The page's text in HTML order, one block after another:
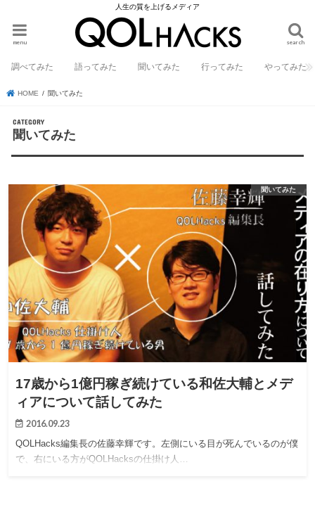
人生の質を上げるメディア
search
menu
調べてみた 語ってみた 聞いてみた 行ってみた やってみた
HOME 聞いてみた
聞いてみた
聞いてみた
17歳から1億円稼ぎ続けている和佐大輔とメデ
ィアについて話してみた
2016.09.23
QOLHacks編集長の佐藤幸輝です。左側にいる目が死んでいるのが僕
で、右にいる方がQOLHacksの仕掛け人…